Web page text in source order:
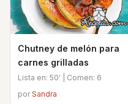
Chutney de melón para
carnes grilladas
Lista en: 50' | Comen: 6
porSandra